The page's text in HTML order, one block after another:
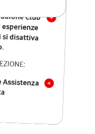
Club
esperienze
si disattiva
Assistenza